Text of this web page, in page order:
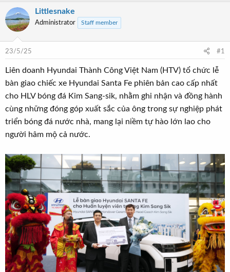
e
a
d
t
a
e
r
y
b
t
Littlesnake
Administrator Staff member
23/5/25 #1
Liên doanh Hyundai Thành Công Việt Nam (HTV) tổ chức lễ
bàn giao chiếc xe Hyundai Santa Fe phiên bản cao cấp nhất
cho HLV bóng đá Kim Sang-sik, nhằm ghi nhận và đồng hành
cùng những đóng góp xuất sắc của ông trong sự nghiệp phát
triển bóng đá nước nhà, mang lại niềm tự hào lớn lao cho
người hâm mộ cả nước.